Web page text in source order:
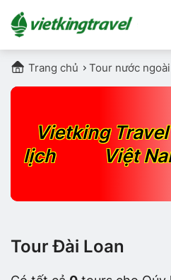
Trang chủ Tour nước ngoài
Vietking
lịch
Việt
Tour Đài Loan